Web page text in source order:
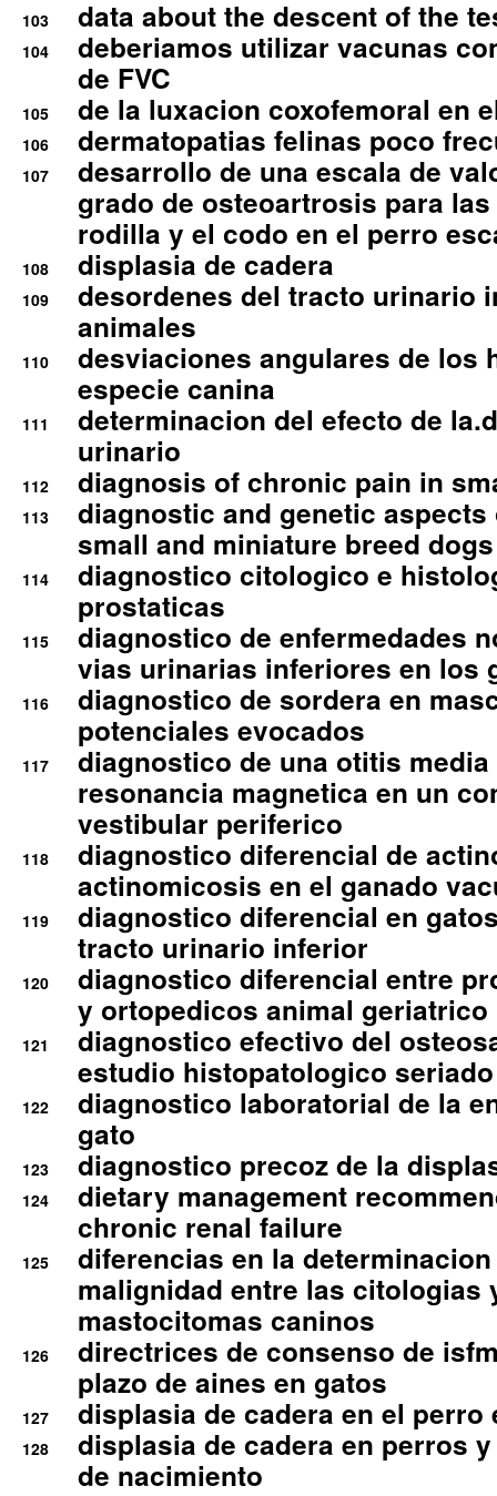
103 data about the descent of the
104
deberiamos utilizar vacunas
de FVC
105 de la luxacion coxofemoral en
106 dermatopatias felinas poco
107
desarrollo de una escala de
grado de osteoartrosis para
rodilla y el codo en el perro
108 displasia de cadera
109
desordenes del tracto urinario
animales
110
desviaciones angulares de los
especie canina
111
determinacion del efecto de
urinario
112 diagnosis of chronic pain in
113
diagnostic and genetic
small and miniature breed
114
diagnostico citologico e
prostaticas
115
diagnostico de enfermedades
vias urinarias inferiores en los
116
diagnostico de sordera en
potenciales evocados
117
diagnostico de una otitis
resonancia magnetica en un
vestibular periferico
118
diagnostico diferencial de
actinomicosis en el ganado
119
diagnostico diferencial en
tracto urinario inferior
120
diagnostico diferencial entre
y ortopedicos animal geriatrico
121
diagnostico efectivo del
estudio histopatologico seriado
122
diagnostico laboratorial de la
gato
123 diagnostico precoz de la
124
dietary management
chronic renal failure
125
diferencias en la
malignidad entre las citologias
mastocitomas caninos
126
directrices de consenso de
plazo de aines en gatos
127 displasia de cadera en el perro
128
displasia de cadera en perros
de nacimiento